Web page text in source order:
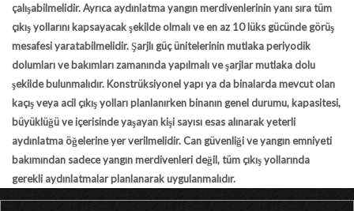
çalışabilmelidir. Ayrıca aydınlatma yangın merdivenlerinin yanı sıra tüm
çıkış yollarını kapsayacak şekilde olmalı ve en az 10 lüks gücünde görüş
mesafesi yaratabilmelidir. Şarjlı güç ünitelerinin mutlaka periyodik
dolumları ve bakımları zamanında yapılmalı ve şarjlar mutlaka dolu
şekilde bulunmalıdır. Konstrüksiyonel yapı ya da binalarda mevcut olan
kaçış veya acil çıkış yolları planlanırken binanın genel durumu, kapasitesi,
büyüklüğü ve içerisinde yaşayan kişi sayısı esas alınarak yeterli
aydınlatma öğelerine yer verilmelidir. Can güvenliği ve yangın emniyeti
bakımından sadece yangın merdivenleri değil, tüm çıkış yollarında
gerekli aydınlatmalar planlanarak uygulanmalıdır.